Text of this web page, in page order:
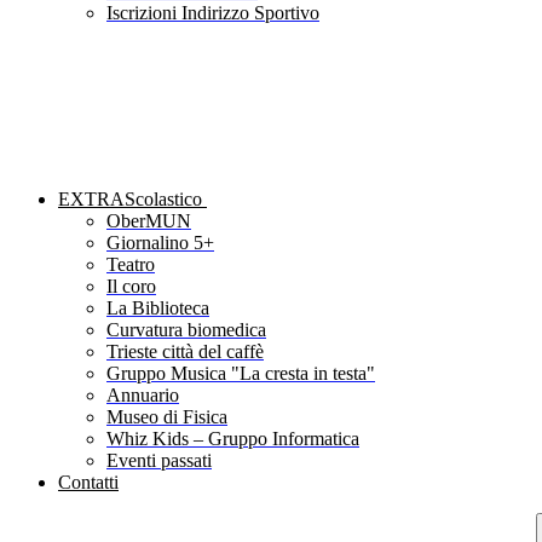
Iscrizioni Indirizzo Sportivo
EXTRAScolastico
OberMUN
Giornalino 5+
Teatro
Il coro
La Biblioteca
Curvatura biomedica
Trieste città del caffè
Gruppo Musica "La cresta in testa"
Annuario
Museo di Fisica
Whiz Kids – Gruppo Informatica
Eventi passati
Contatti